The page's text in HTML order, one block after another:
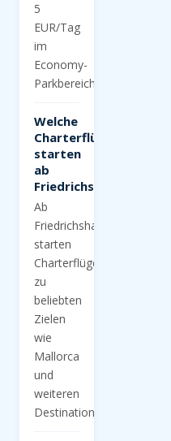
5
EUR/Tag
im
Economy-
Parkbereich.
Welche
Charterflüge
starten
ab
Friedrichshafen?
Ab
Friedrichshafen
starten
Charterflüge
zu
beliebten
Zielen
wie
Mallorca
und
weiteren
Destinationen.